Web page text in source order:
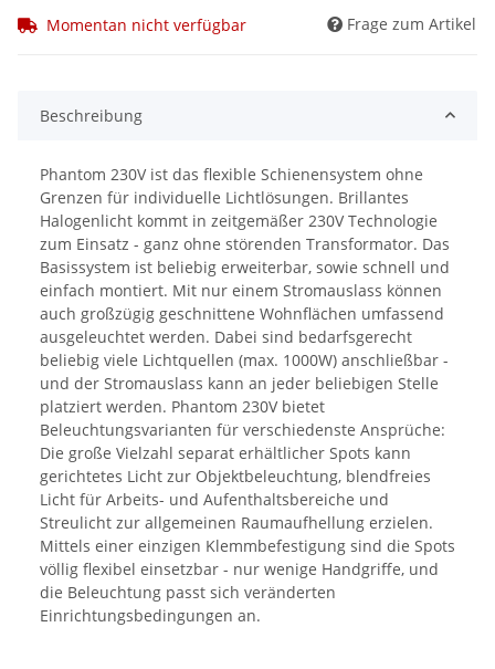
Momentan nicht verfügbar Frage zum Artikel
Beschreibung
Phantom 230V ist das flexible Schienensystem ohne
Grenzen für individuelle Lichtlösungen. Brillantes
Halogenlicht kommt in zeitgemäßer 230V Technologie
zum Einsatz - ganz ohne störenden Transformator. Das
Basissystem ist beliebig erweiterbar, sowie schnell und
einfach montiert. Mit nur einem Stromauslass können
auch großzügig geschnittene Wohnflächen umfassend
ausgeleuchtet werden. Dabei sind bedarfsgerecht
beliebig viele Lichtquellen (max. 1000W) anschließbar -
und der Stromauslass kann an jeder beliebigen Stelle
platziert werden. Phantom 230V bietet
Beleuchtungsvarianten für verschiedenste Ansprüche:
Die große Vielzahl separat erhältlicher Spots kann
gerichtetes Licht zur Objektbeleuchtung, blendfreies
Licht für Arbeits- und Aufenthaltsbereiche und
Streulicht zur allgemeinen Raumaufhellung erzielen.
Mittels einer einzigen Klemmbefestigung sind die Spots
völlig flexibel einsetzbar - nur wenige Handgriffe, und
die Beleuchtung passt sich veränderten
Einrichtungsbedingungen an.